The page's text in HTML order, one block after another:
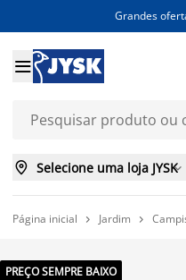
Grandes

 Selecione uma loja JYSK
Página inicial  Jardim 
PREÇO SEMPRE BAIXO